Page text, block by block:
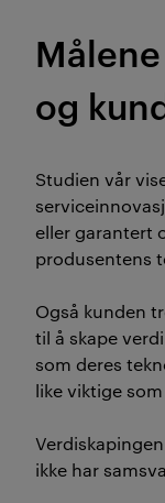
og
Studien vår
eller garantert
produsentens
Også kunden
til å skape
som deres
like viktige
ikke har